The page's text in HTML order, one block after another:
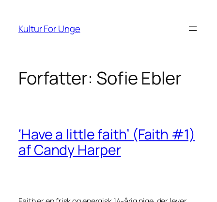
indhold
Kultur For Unge
Forfatter: Sofie Ebler
‘Have a little faith’ (Faith #1)
af Candy Harper